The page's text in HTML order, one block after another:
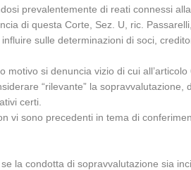
prevalentemente di reati connessi
di questa Corte, Sez. U, ric.
influire sulle determinazioni di soci,
motivo si denuncia vizio di cui
“rilevante” la
certi.
vi sono precedenti in tema di
la condotta di sopravvalutazione sia